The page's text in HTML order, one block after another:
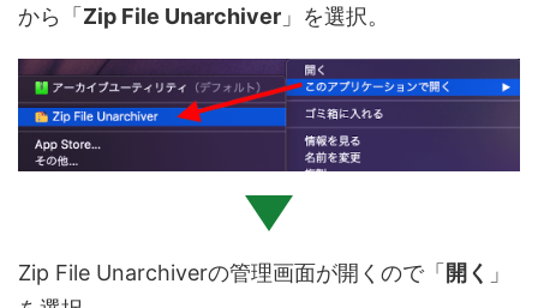
から「 Zip File Unarchiver 」を選択。
Zip File Unarchiverの管理画面が開くので「 開く 」